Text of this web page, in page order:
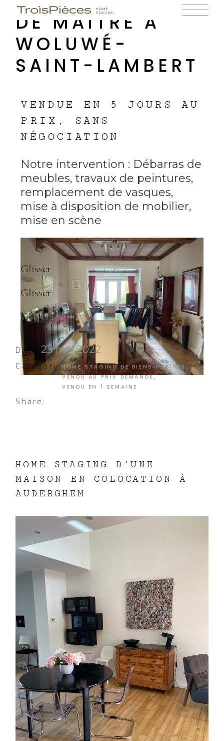
DE MAÎTRE À
WOLUWÉ-
SAINT-LAMBERT
VENDUE EN 5 JOURS AU
PRIX, SANS
NÉGOCIATION
Notre intervention : Débarras de
meubles, travaux de peintures,
remplacement de vasques,
mise à disposition de mobilier,
mise en scène
Glisser
Glisser
Glisser
Glisser
Date: 23 mai 2022
Category:HOME STAGING DE BIENS HABITÉS
VENDU AU PRIX DEMANDÉ
VENDU EN 1 SEMAINE
Share:
HOME STAGING D’UNE
MAISON EN COLOCATION À
AUDERGHEM